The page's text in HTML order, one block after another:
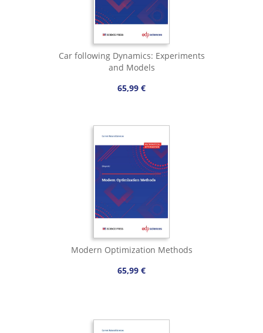
Car following Dynamics: Experiments
and Models
65,99 €
Modern Optimization Methods
65,99 €